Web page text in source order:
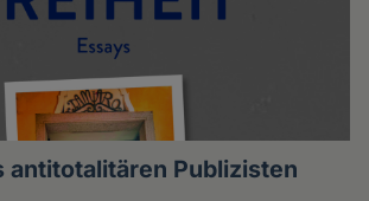
antitotalitären Publizisten